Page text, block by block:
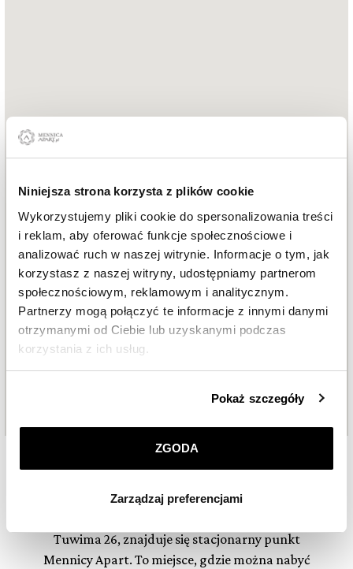
Niniejsza strona korzysta z plików cookie
Wykorzystujemy pliki cookie do spersonalizowania treści
i reklam, aby oferować funkcje społecznościowe i
analizować ruch w naszej witrynie. Informacje o tym, jak
korzystasz z naszej witryny, udostępniamy partnerom
społecznościowym, reklamowym i analitycznym.
Partnerzy mogą połączyć te informacje z innymi danymi
otrzymanymi od Ciebie lub uzyskanymi podczas
korzystania z ich usług.
przez nas plików cookie znajdziesz wPolityce
prywatności.
korzystamy. Możesz również wybrać jaki rodzaj plików
Zarządzaj preferencjami. W każdej chwili możesz
dokonać zmiany wybranych przez Ciebie plików cookie.
Pokaż szczegóły
ZGODA
Zarządzaj preferencjami
stabilna forma lokowania kapitału. W Galerii
Tuwima 26, znajduje się stacjonarny punkt
Mennicy Apart. To miejsce, gdzie można nabyć